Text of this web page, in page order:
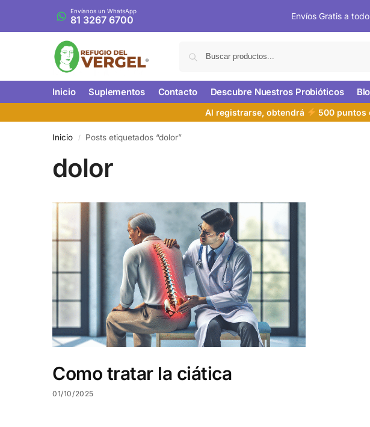
Envíanos un WhatsApp
81 3267 6700 Envíos Gratis a
Inicio Suplementos Contacto Descubre Nuestros Probióticos
Al registrarse, obtendrá 500 puntos
Inicio / Posts etiquetados “dolor”
dolor
Como tratar la ciática
01/10/2025